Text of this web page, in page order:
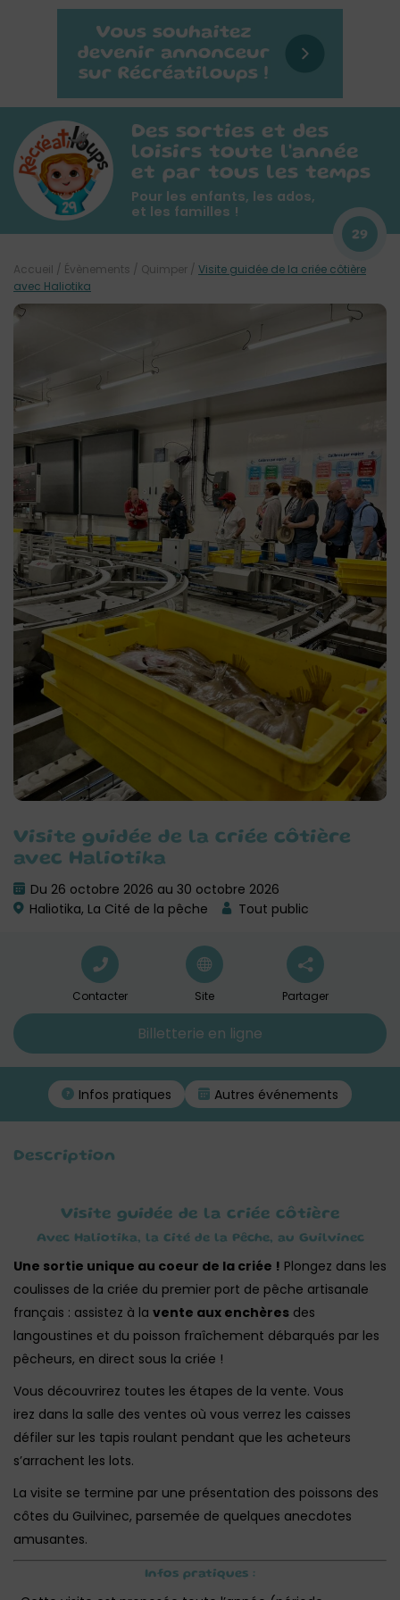
Des sorties et des
loisirs toute l'année
et par tous les temps
Pour les enfants, les ados,
et les familles !
29
Visite guidée de la criée côtière
avec Haliotika
Du 26 octobre 2026 au 30 octobre 2026
Haliotika, La Cité de la pêche
Tout public
Accueil / Évènements / Quimper / Visite guidée de la criée côtière
avec Haliotika
Contacter Site Partager
Billetterie en ligne
Infos pratiques Autres événements
Description
Visite guidée de la criée côtière
Avec Haliotika, la Cité de la Pêche, au Guilvinec
Une sortie unique au coeur de la criée ! Plongez dans les
coulisses de la criée du premier port de pêche artisanale
français : assistez à la vente aux enchères des
langoustines et du poisson fraîchement débarqués par les
pêcheurs, en direct sous la criée !
Vous découvrirez toutes les étapes de la vente. Vous
irez dans la salle des ventes où vous verrez les caisses
défiler sur les tapis roulant pendant que les acheteurs
s’arrachent les lots.
La visite se termine par une présentation des poissons des
côtes du Guilvinec, parsemée de quelques anecdotes
amusantes.
Infos pratiques :